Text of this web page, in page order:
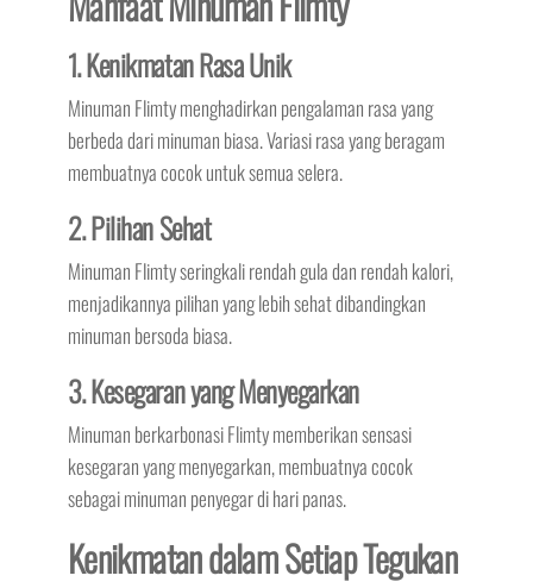
1. Kenikmatan Rasa Unik
Minuman Flimty menghadirkan pengalaman rasa yang
berbeda dari minuman biasa. Variasi rasa yang beragam
membuatnya cocok untuk semua selera.
2. Pilihan Sehat
Minuman Flimty seringkali rendah gula dan rendah kalori,
menjadikannya pilihan yang lebih sehat dibandingkan
minuman bersoda biasa.
3. Kesegaran yang Menyegarkan
Minuman berkarbonasi Flimty memberikan sensasi
kesegaran yang menyegarkan, membuatnya cocok
sebagai minuman penyegar di hari panas.
Kenikmatan dalam Setiap Tegukan